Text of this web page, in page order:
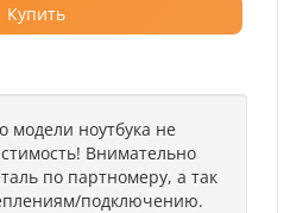
Купить
модели ноутбука не
Внимательно
по партномеру, а так
подключению.